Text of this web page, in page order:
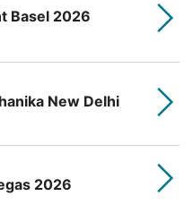
Basel 2026
New Delhi
2026